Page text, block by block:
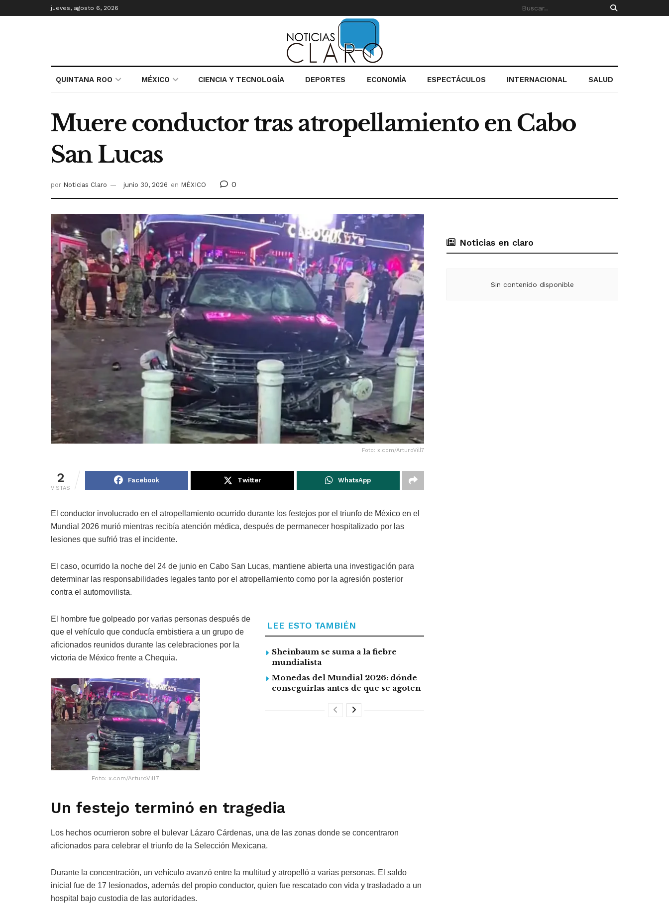
jueves, agosto 6, 2026
QUINTANA ROO MÉXICO CIENCIA Y TECNOLOGÍA DEPORTES ECONOMÍA ESPECTÁCULOS INTERNACIONAL SALUD
Muere conductor tras atropellamiento en Cabo
San Lucas
por Noticias Claro junio 30, 2026 en MÉXICO 0
Foto: x.com/ArturoVill7
2
VISTAS
Facebook Twitter WhatsApp
El conductor involucrado en el atropellamiento ocurrido durante los festejos por el triunfo de México en el
Mundial 2026 murió mientras recibía atención médica, después de permanecer hospitalizado por las
lesiones que sufrió tras el incidente.
El caso, ocurrido la noche del 24 de junio en Cabo San Lucas, mantiene abierta una investigación para
determinar las responsabilidades legales tanto por el atropellamiento como por la agresión posterior
contra el automovilista.
LEE ESTO TAMBIÉN
Sheinbaum se suma a la fiebre
mundialista
Monedas del Mundial 2026: dónde
conseguirlas antes de que se agoten
El hombre fue golpeado por varias personas después de
que el vehículo que conducía embistiera a un grupo de
aficionados reunidos durante las celebraciones por la
victoria de México frente a Chequia.
Foto: x.com/ArturoVill7
Un festejo terminó en tragedia
Los hechos ocurrieron sobre el bulevar Lázaro Cárdenas, una de las zonas donde se concentraron
aficionados para celebrar el triunfo de la Selección Mexicana.
Durante la concentración, un vehículo avanzó entre la multitud y atropelló a varias personas. El saldo
inicial fue de 17 lesionados, además del propio conductor, quien fue rescatado con vida y trasladado a un
hospital bajo custodia de las autoridades.
Noticias en claro
Sin contenido disponible